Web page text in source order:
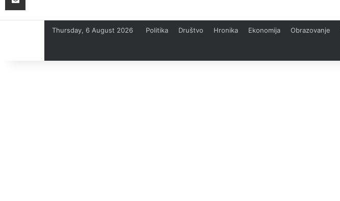
Thursday, 6 August 2026 Politika Društvo Hronika Ekonomija Obrazovanje